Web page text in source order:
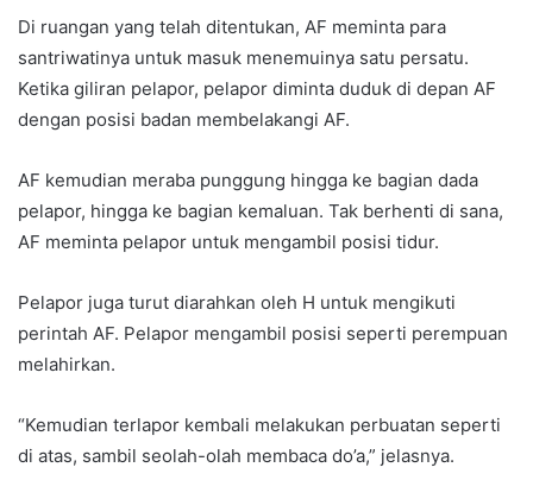
Di ruangan yang telah ditentukan, AF meminta para
santriwatinya untuk masuk menemuinya satu persatu.
Ketika giliran pelapor, pelapor diminta duduk di depan AF
dengan posisi badan membelakangi AF.
AF kemudian meraba punggung hingga ke bagian dada
pelapor, hingga ke bagian kemaluan. Tak berhenti di sana,
AF meminta pelapor untuk mengambil posisi tidur.
Pelapor juga turut diarahkan oleh H untuk mengikuti
perintah AF. Pelapor mengambil posisi seperti perempuan
melahirkan.
“Kemudian terlapor kembali melakukan perbuatan seperti
di atas, sambil seolah-olah membaca do’a,” jelasnya.